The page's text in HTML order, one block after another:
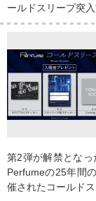
ールドスリープ突
第2弾が解禁とな
Perfumeの25年間
催されたコールド